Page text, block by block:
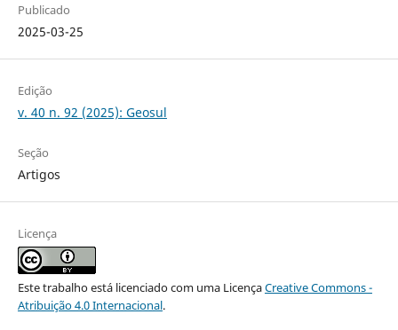
Publicado
2025-03-25
Edição
v. 40 n. 92 (2025): Geosul
Seção
Artigos
Licença
Este trabalho está licenciado com uma LicençaCreative Commons -
Atribuição 4.0 Internacional.